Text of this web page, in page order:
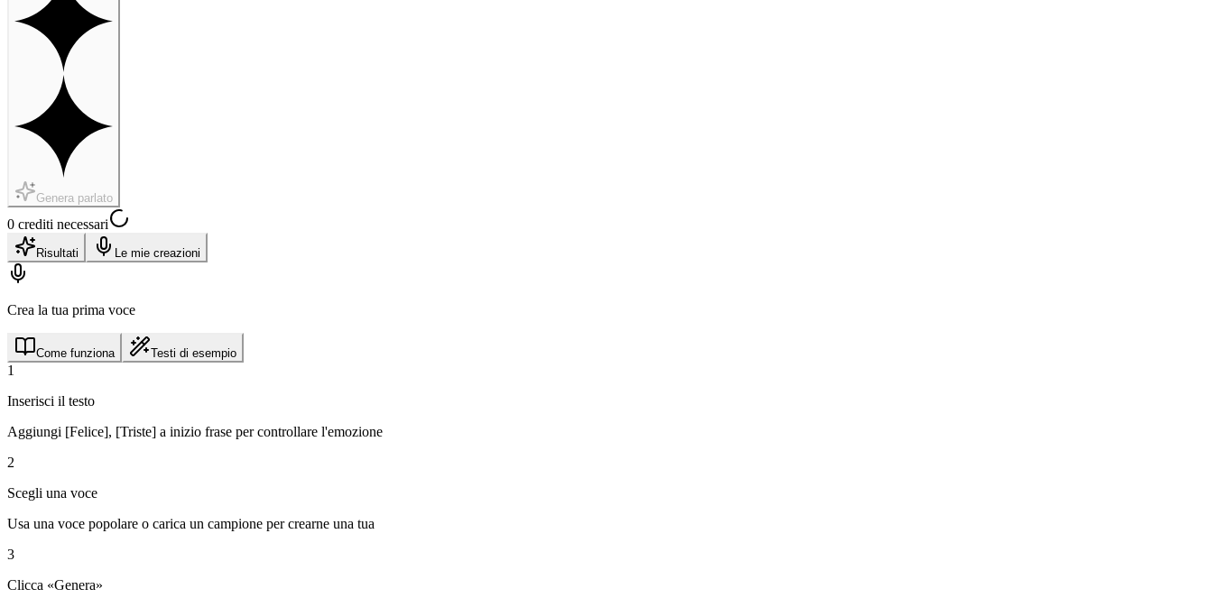
Genera parlato
0 crediti necessari
Risultati Le mie creazioni
Crea la tua prima voce
Come funziona Testi di esempio
1
Inserisci il testo
Aggiungi [Felice], [Triste] a inizio frase per controllare l'emozione
2
Scegli una voce
Usa una voce popolare o carica un campione per crearne una tua
3
Clicca «Genera»